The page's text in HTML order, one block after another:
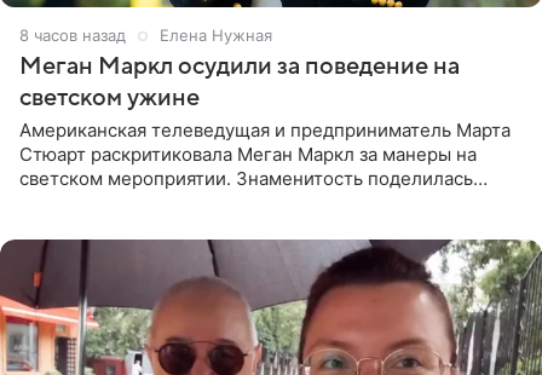
8 часов назад Елена Нужная
Меган Маркл осудили за поведение на
светском ужине
Американская телеведущая и предприниматель Марта
Стюарт раскритиковала Меган Маркл за манеры на
светском мероприятии. Знаменитость поделилась